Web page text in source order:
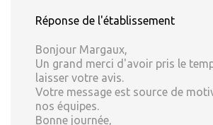
Réponse de l'établissement
Bonjour Margaux,
Un grand merci d'avoir pris le
laisser votre avis.
Votre message est source de
nos équipes.
Bonne journée,